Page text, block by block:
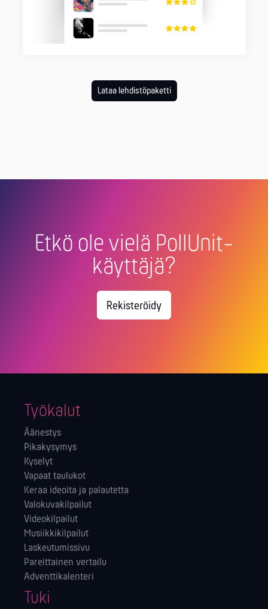
Lataa lehdistöpaketti
Etkö ole vielä PollUnit-
käyttäjä?
Rekisteröidy
Työkalut
Äänestys
Pikakysymys
Kyselyt
Vapaat taulukot
Keraa ideoita ja palautetta
Valokuvakilpailut
Videokilpailut
Musiikkikilpailut
Laskeutumissivu
Pareittainen vertailu
Adventtikalenteri
Tuki